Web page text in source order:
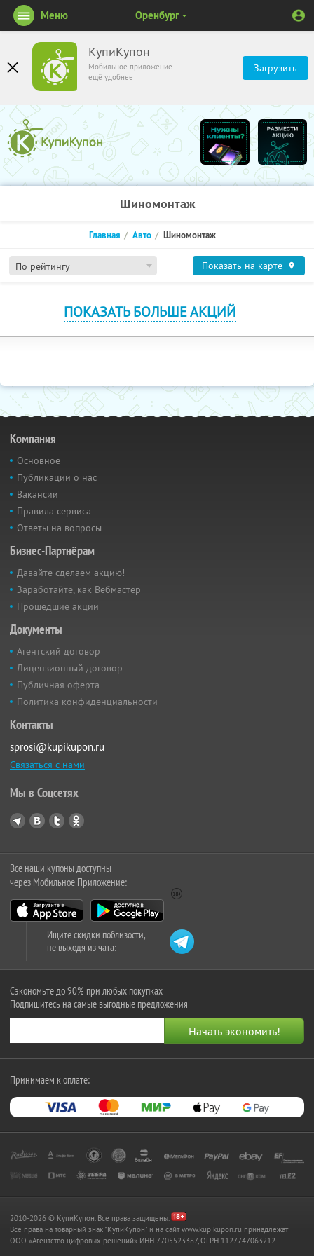
КупиКупон
Мобильное приложение
ещё удобнее
Загрузить
Меню Оренбург
Шиномонтаж
По рейтингу
Главная Авто Шиномонтаж
Показать на карте
ПОКАЗАТЬ БОЛЬШЕ АКЦИЙ
Компания
Основное
Публикации о нас
Вакансии
Правила сервиса
Ответы на вопросы
Бизнес-Партнёрам
Давайте сделаем акцию!
Заработайте, как Вебмастер
Прошедшие акции
Документы
Агентский договор
Лицензионный договор
Публичная оферта
Политика конфиденциальности
Контакты
sprosi@kupikupon.ru
Связаться с нами
Мы в Соцсетях
Все наши купоны доступны
через Мобильное Приложение:
Ищите скидки поблизости,
не выходя из чата:
Сэкономьте до 90% при любых покупках
Подпишитесь на самые выгодные предложения
Принимаем к оплате:
2010-2026 © КупиКупон. Все права защищены.
Все права на товарный знак "КупиКупон" и на сайт www.kupikupon.ru принадлежат
OOO «Агентство цифровых решений» ИНН 7705523387, ОГРН 1127747063212